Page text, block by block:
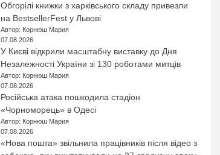
Обгорілі книжки з харківського складу привезли
на BestsellerFest у Львові
Автор: Корнюш Мария
07.08.2026
У Києві відкрили масштабну виставку до Дня
Незалежності України зі 130 роботами митців
Автор: Корнюш Мария
07.08.2026
Російська атака пошкодила стадіон
«Чорноморець» в Одесі
Автор: Корнюш Мария
07.08.2026
«Нова пошта» звільнила працівників після відео з